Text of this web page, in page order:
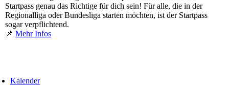
Startpass genau das Richtige für dich sein! Für alle, die in der
Regionalliga oder Bundesliga starten möchten, ist der Startpass
sogar verpflichtend.
📌 Mehr Infos
Kalender